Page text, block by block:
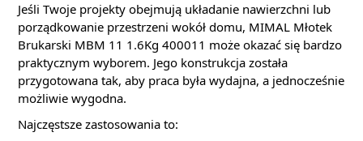
Jeśli Twoje projekty obejmują układanie nawierzchni lub
porządkowanie przestrzeni wokół domu, MIMAL Młotek
Brukarski MBM 11 1.6Kg 400011 może okazać się bardzo
praktycznym wyborem. Jego konstrukcja została
przygotowana tak, aby praca była wydajna, a jednocześnie
możliwie wygodna.
Najczęstsze zastosowania to: